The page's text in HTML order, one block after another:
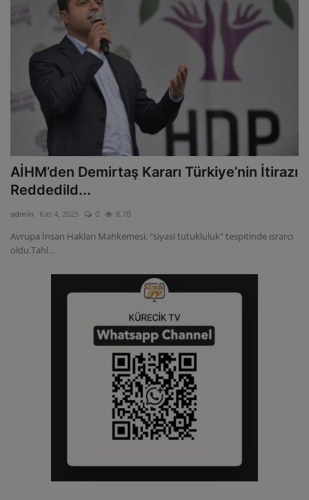
SEYAHAT
EĞİTİM
GALERİ
VİDEO
AİHM’den Demirtaş Kararı Türkiye’nin İtirazı
Reddedild...
admin Kas 4, 2025 0 8.7B
Avrupa İnsan Hakları Mahkemesi, “siyasi tutukluluk” tespitinde ısrarcı
oldu.Tahl...